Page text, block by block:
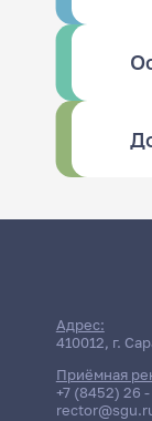
Адрес:
410012, г.
Приёмная
+7 (8452) 26 -